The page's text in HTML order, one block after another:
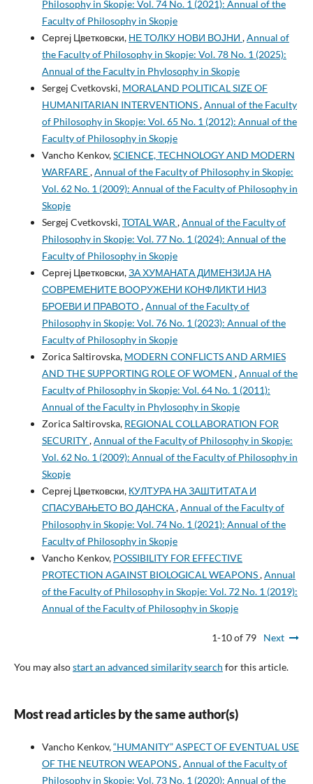
Philosophy in Skopje: Vol. 74 No. 1 (2021): Annual of the
Faculty of Philosophy in Skopje
Сергеј Цветковски, НЕ ТОЛКУ НОВИ ВОЈНИ ,Annual of
the Faculty of Philosophy in Skopje: Vol. 78 No. 1 (2025):
Annual of the Faculty in Phylosophy in Skopje
Sergej Cvetkovski, MORALAND POLITICAL SIZE OF
HUMANITARIAN INTERVENTIONS,Annual of the Faculty
of Philosophy in Skopje: Vol. 65 No. 1 (2012): Annual of the
Faculty of Philosophy in Skopje
Vancho Kenkov,SCIENCE, TECHNOLOGY AND MODERN
WARFARE,Annual of the Faculty of Philosophy in Skopje:
Vol. 62 No. 1 (2009): Annual of the Faculty of Philosophy in
Skopje
Sergej Cvetkovski,TOTAL WAR ,Annual of the Faculty of
Philosophy in Skopje: Vol. 77 No. 1 (2024): Annual of the
Faculty of Philosophy in Skopje
Сергеј Цветковски,ЗА ХУМАНАТА ДИМЕНЗИЈА НА
СОВРЕМЕНИТЕ ВООРУЖЕНИ КОНФЛИКТИ НИЗ
БРОЕВИ И ПРАВОТО,Annual of the Faculty of
Philosophy in Skopje: Vol. 76 No. 1 (2023): Annual of the
Faculty of Philosophy in Skopje
Zorica Saltirovska, MODERN CONFLICTS AND ARMIES
AND THE SUPPORTING ROLE OF WOMEN ,Annual of the
Faculty of Philosophy in Skopje: Vol. 64 No. 1 (2011):
Annual of the Faculty in Phylosophy in Skopje
Zorica Saltirovska, REGIONAL COLLABORATION FOR
SECURITY,Annual of the Faculty of Philosophy in Skopje:
Vol. 62 No. 1 (2009): Annual of the Faculty of Philosophy in
Skopje
Сергеј Цветковски, КУЛТУРА НА ЗАШТИТАТА И
СПАСУВАЊЕТО ВО ДАНСКА,Annual of the Faculty of
Philosophy in Skopje: Vol. 74 No. 1 (2021): Annual of the
Faculty of Philosophy in Skopje
Vancho Kenkov, POSSIBILITY FOR EFFECTIVE
PROTECTION AGAINST BIOLOGICAL WEAPONS,Annual
of the Faculty of Philosophy in Skopje: Vol. 72 No. 1 (2019):
Annual of the Faculty of Philosophy in Skopje
1-10 of 79 Next
You may alsostart an advanced similarity search for this article.
Most read articles by the same author(s)
Vancho Kenkov,“HUMANITY” ASPECT OF EVENTUAL USE
OF THE NEUTRON WEAPONS,Annual of the Faculty of
Philosophy in Skopje: Vol. 73 No. 1 (2020): Annual of the